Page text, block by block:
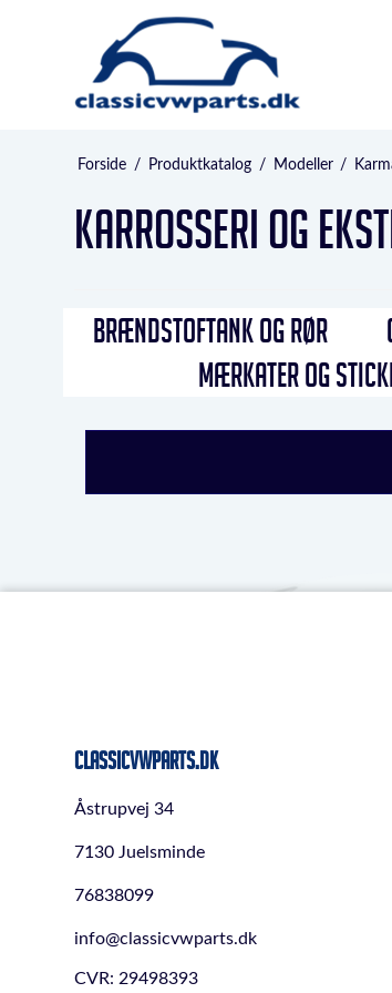
Forside / Produktkatalog / Modeller /
Karrosseri og
BRÆNDSTOFTANK OG RØR
MÆRKATER OG
ClassicVWParts.dk
Åstrupvej 34
7130 Juelsminde
76838099
info@classicvwparts.dk
CVR: 29498393